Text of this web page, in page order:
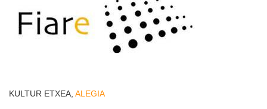
KULTUR ETXEA, ALEGIA